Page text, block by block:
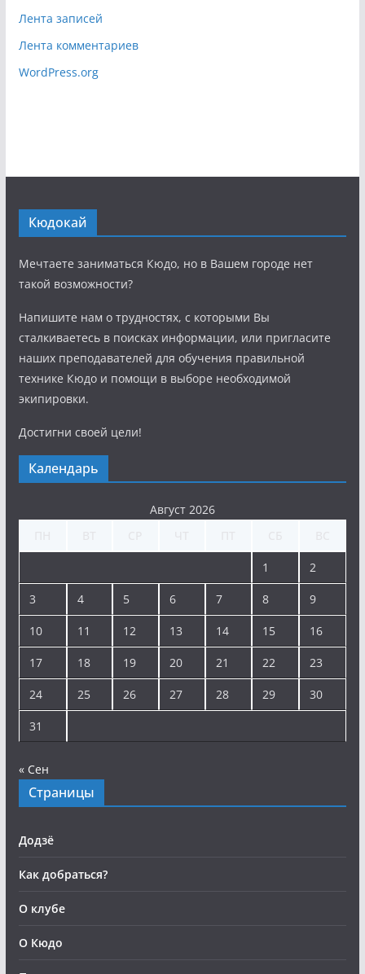
Лента записей
Лента комментариев
WordPress.org
Кюдокай
Мечтаете заниматься Кюдо, но в Вашем городе нет
такой возможности?
Напишите нам о трудностях, с которыми Вы
сталкиваетесь в поисках информации, или пригласите
наших преподавателей для обучения правильной
технике Кюдо и помощи в выборе необходимой
экипировки.
Достигни своей цели!
Календарь
Август 2026
1 2
3 4 5 6 7 8 9
10 11 12 13 14 15 16
17 18 19 20 21 22 23
24 25 26 27 28 29 30
31
« Сен
Страницы
Додзё
Как добраться?
О клубе
О Кюдо